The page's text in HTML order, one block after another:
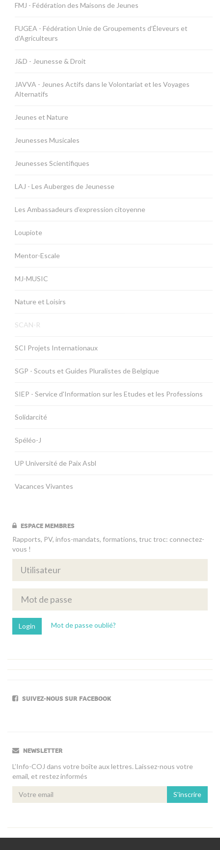
FMJ - Fédération des Maisons de Jeunes
FUGEA - Fédération Unie de Groupements d’Éleveurs et
d'Agriculteurs
J&D - Jeunesse & Droit
JAVVA - Jeunes Actifs dans le Volontariat et les Voyages
Alternatifs
Jeunes et Nature
Jeunesses Musicales
Jeunesses Scientifiques
LAJ - Les Auberges de Jeunesse
Les Ambassadeurs d’expression citoyenne
Loupiote
Mentor-Escale
MJ-MUSIC
Nature et Loisirs
SCAN-R
SCI Projets Internationaux
SGP - Scouts et Guides Pluralistes de Belgique
SIEP - Service d'Information sur les Etudes et les Professions
Solidarcité
Spéléo-J
UP Université de Paix Asbl
Vacances Vivantes
ESPACE MEMBRES
Rapports, PV, infos-mandats, formations, truc troc: connectez-
vous !
Mot de passe oublié?
SUIVEZ-NOUS SUR FACEBOOK
NEWSLETTER
L’Info-COJ dans votre boîte aux lettres. Laissez-nous votre
email, et restez informés
S'inscrire